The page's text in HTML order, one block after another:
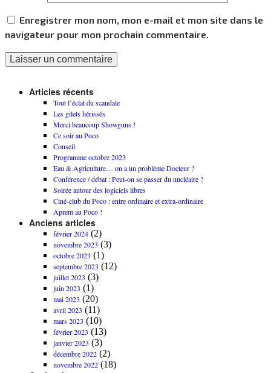
Enregistrer mon nom, mon e-mail et mon site dans le
navigateur pour mon prochain commentaire.
Articles récents
Tout l’éclat du scandale
Les gilets hérissés
Merci beaucoup Showguns !
Ce soir au Poco
Conseil
Programme octobre 2023
Eau & Agriculture… on a un problème Docteur ?
Conférence / débat : Peut-on se passer du nucléaire ?
Soirée autour des logiciels libres
Ciné-club du Poco : entre ordinaire et extra-ordinaire
Aprem au Poco !
Anciens articles
février 2024 (2)
novembre 2023 (3)
octobre 2023 (1)
septembre 2023 (12)
juillet 2023 (3)
juin 2023 (1)
mai 2023 (20)
avril 2023 (11)
mars 2023 (10)
février 2023 (13)
janvier 2023 (3)
décembre 2022 (2)
novembre 2022 (18)